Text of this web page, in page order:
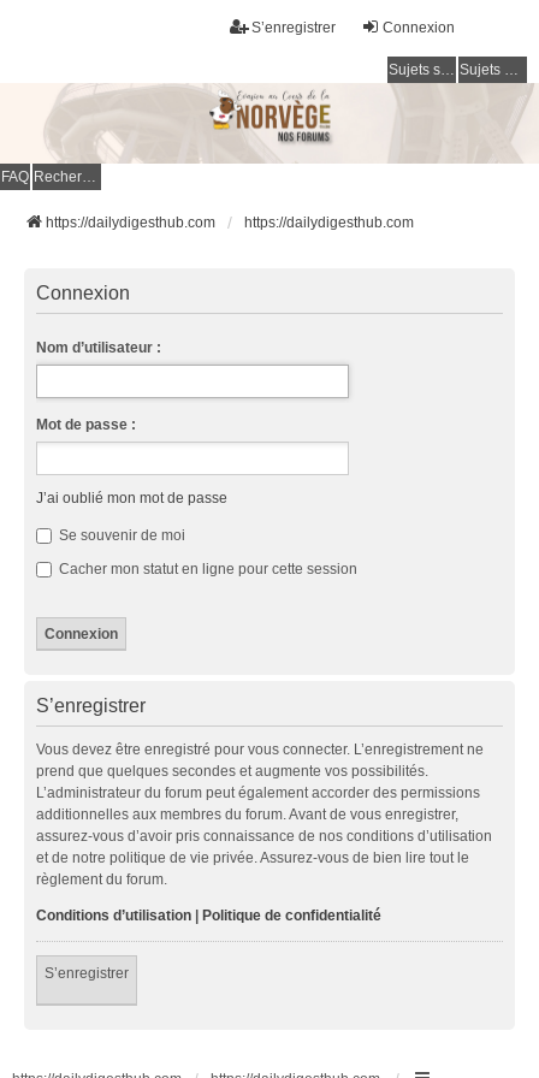
Connexion
S’enregistrer
Sujets sans réponse Sujets actifs
FAQ Rechercher
https://dailydigesthub.com https://dailydigesthub.com
Connexion
Nom d’utilisateur :
Mot de passe :
J’ai oublié mon mot de passe
Se souvenir de moi
Cacher mon statut en ligne pour cette session
S’enregistrer
Vous devez être enregistré pour vous connecter. L’enregistrement ne
prend que quelques secondes et augmente vos possibilités.
L’administrateur du forum peut également accorder des permissions
additionnelles aux membres du forum. Avant de vous enregistrer,
assurez-vous d’avoir pris connaissance de nos conditions d’utilisation
et de notre politique de vie privée. Assurez-vous de bien lire tout le
règlement du forum.
Conditions d’utilisation Politique de confidentialité
S’enregistrer